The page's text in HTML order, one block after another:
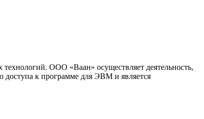
ООО «Ваан» осуществляет деятельность,
доступа к программе для ЭВМ и является